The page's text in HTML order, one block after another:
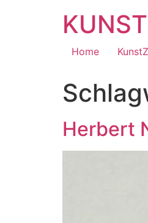
Home
Herbert